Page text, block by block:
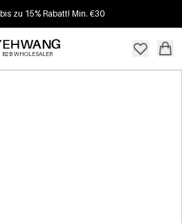
zu 15% Rabatt! Min. €30
B2B WHOLESALER